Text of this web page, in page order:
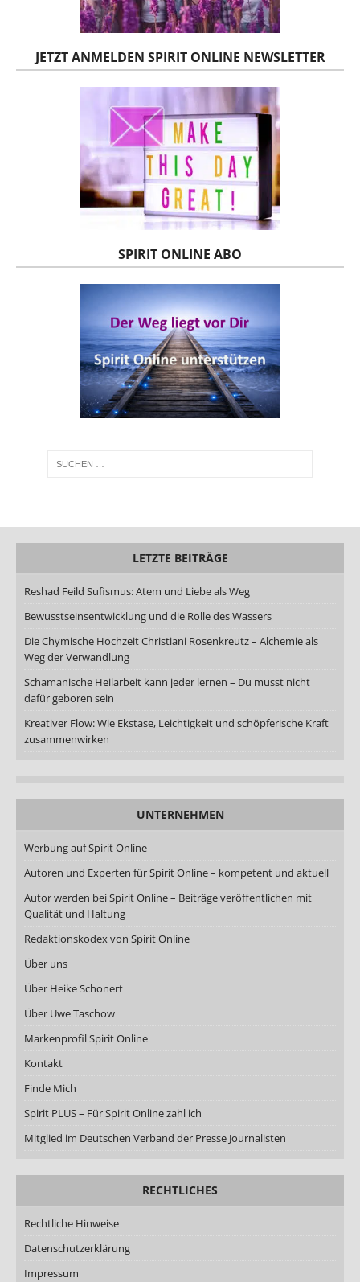
JETZT ANMELDEN SPIRIT ONLINE NEWSLETTER
SPIRIT ONLINE ABO
LETZTE BEITRÄGE
Reshad Feild Sufismus: Atem und Liebe als Weg
Bewusstseinsentwicklung und die Rolle des Wassers
Die Chymische Hochzeit Christiani Rosenkreutz – Alchemie als
Weg der Verwandlung
Schamanische Heilarbeit kann jeder lernen – Du musst nicht
dafür geboren sein
Kreativer Flow: Wie Ekstase, Leichtigkeit und schöpferische Kraft
zusammenwirken
UNTERNEHMEN
Werbung auf Spirit Online
Autoren und Experten für Spirit Online – kompetent und aktuell
Autor werden bei Spirit Online – Beiträge veröffentlichen mit
Qualität und Haltung
Redaktionskodex von Spirit Online
Über uns
Über Heike Schonert
Über Uwe Taschow
Markenprofil Spirit Online
Kontakt
Finde Mich
Spirit PLUS – Für Spirit Online zahl ich
Mitglied im Deutschen Verband der Presse Journalisten
RECHTLICHES
Rechtliche Hinweise
Datenschutzerklärung
Impressum